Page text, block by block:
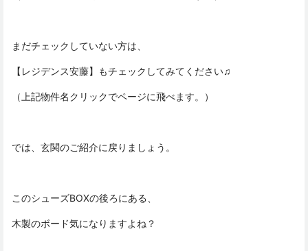
まだチェックしていない方は、
【レジデンス安藤】 もチェックしてみてください♫
（上記物件名クリックでページに飛べます。）
では、玄関のご紹介に戻りましょう。
このシューズBOXの後ろにある、
木製のボード気になりますよね？